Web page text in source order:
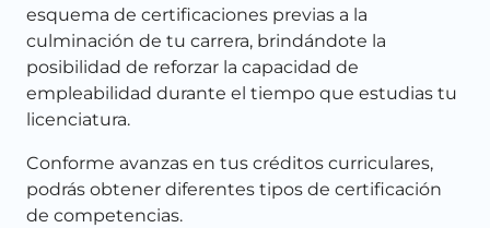
esquema de certificaciones previas a la
culminación de tu carrera, brindándote la
posibilidad de reforzar la capacidad de
empleabilidad durante el tiempo que estudias tu
licenciatura.
Conforme avanzas en tus créditos curriculares,
podrás obtener diferentes tipos de certificación
de competencias.